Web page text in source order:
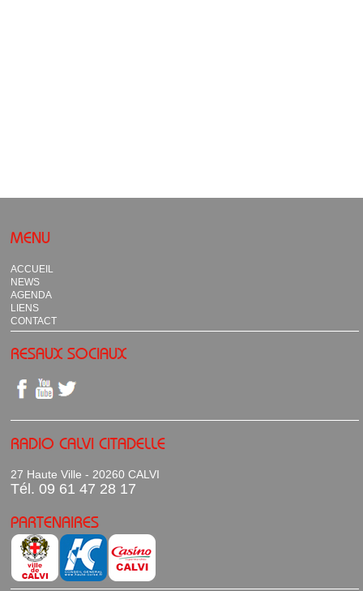
MENU
ACCUEIL
NEWS
AGENDA
LIENS
CONTACT
RESAUX SOCIAUX
RADIO CALVI CITADELLE
27 Haute Ville - 20260 CALVI
Tél. 09 61 47 28 17
PARTENAIRES